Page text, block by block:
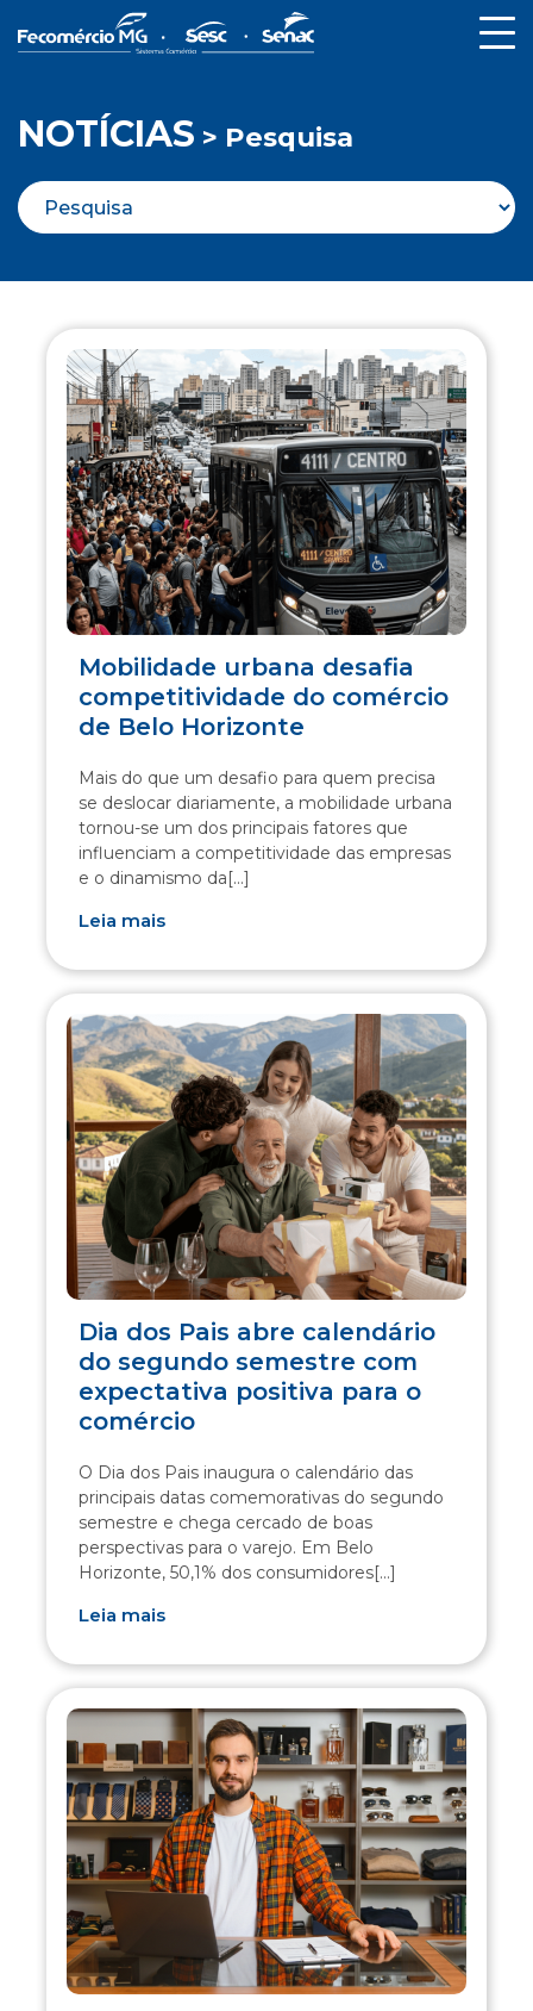
NOTÍCIAS > Pesquisa
Mobilidade urbana desafia
competitividade do comércio
de Belo Horizonte
Mais do que um desafio para quem precisa
se deslocar diariamente, a mobilidade urbana
tornou-se um dos principais fatores que
influenciam a competitividade das empresas
e o dinamismo da[...]
Leia mais
Dia dos Pais abre calendário
do segundo semestre com
expectativa positiva para o
comércio
O Dia dos Pais inaugura o calendário das
principais datas comemorativas do segundo
semestre e chega cercado de boas
perspectivas para o varejo. Em Belo
Horizonte, 50,1% dos consumidores[...]
Leia mais